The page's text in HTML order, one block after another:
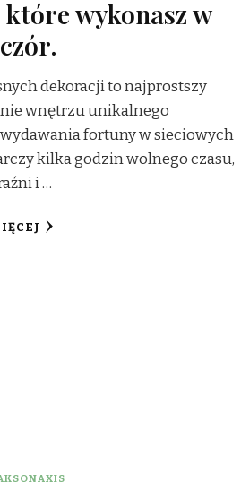
wykonasz w
dekoracji to najprostszy
wnętrzu unikalnego
fortuny w sieciowych
kilka godzin wolnego czasu,
i …